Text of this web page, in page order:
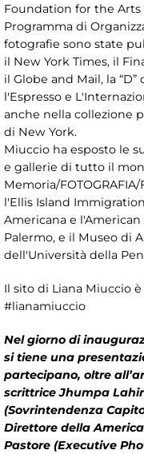
Foundation for the
Programma di
fotografie sono state
il New York Times, il
il Globe and Mail, la
l'Espresso e
anche nella collezione
di New York.
Miuccio ha esposto le
e gallerie di tutto il
Memoria/
l'Ellis Island
Americana e l'American
Palermo, e il Museo di
dell'Università della
Il sito di Liana Miuccio è
#lianamiuccio
Nel giorno di
si tiene una
partecipano, oltre
scrittrice Jhumpa
(Sovrintendenza
Direttore della
Pastore (Executive